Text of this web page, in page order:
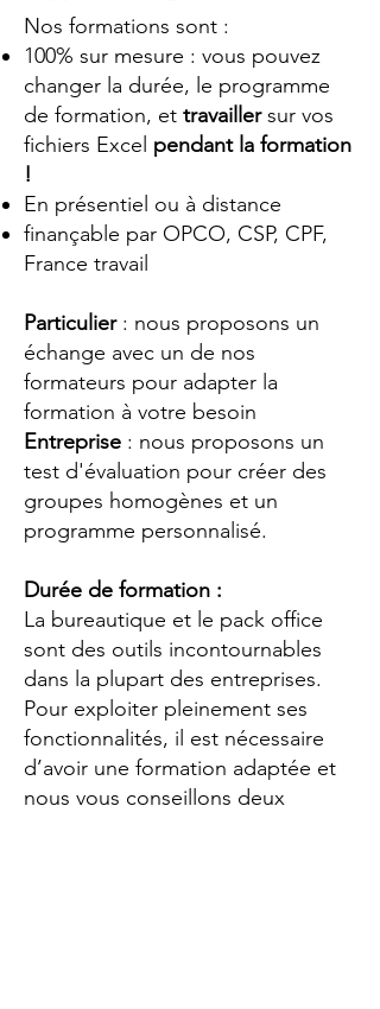
Nos formations sont :
100% sur mesure : vous pouvez
changer la durée, le programme
de formation, et travaillersur vos
fichiers Excel pendant la formation
!
En présentiel ou à distance
finançable par OPCO, CSP, CPF,
France travail
Particulier : nous proposons un
échange avec un de nos
formateurs pour adapter la
formation à votre besoin
Entreprise : nous proposons un
test d'évaluation pour créer des
groupes homogènes et un
programme personnalisé.
Durée de formation :
La bureautique et le pack office
sont des outils incontournables
dans la plupart des entreprises.
Pour exploiter pleinement ses
fonctionnalités, il est nécessaire
d’avoir une formation adaptée et
nous vous conseillons deux